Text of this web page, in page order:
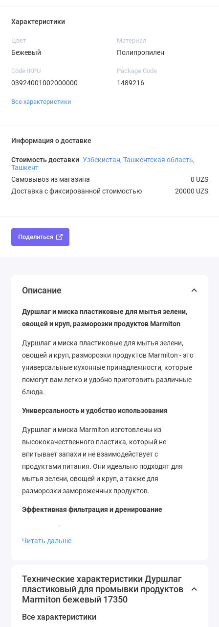
Характеристики
Цвет
Бежевый
Материал
Полипропилен
Code IKPU
03924001002000000
Package Code
1489216
Все характеристики
Информация о доставке
Стоимость доставки Узбекистан, Ташкентская область,
Ташкент
Самовывоз из магазина
0 UZS
Доставка с фиксированной стоимостью
20000 UZS
Поделиться
Описание
Дуршлаг и миска пластиковые для мытья зелени,
овощей и круп, разморозки продуктов Marmiton
Дуршлаг и миска пластиковые для мытья зелени,
овощей и круп, разморозки продуктов Marmiton - это
универсальные кухонные принадлежности, которые
помогут вам легко и удобно приготовить различные
блюда.
Универсальность и удобство использования
Дуршлаг и миска Marmiton изготовлены из
высококачественного пластика, который не
впитывает запахи и не взаимодействует с
продуктами питания. Они идеально подходят для
мытья зелени, овощей и круп, а также для
разморозки замороженных продуктов.
Эффективная фильтрация и дренирование
Дуршлаг обладает мелкими отверстиями, которые
позволяют эффективно фильтровать и промывать
быстро и равномерно вытекать воде, обеспечивая
максимальное дренирование продуктов.
Читать дальше
Технические характеристики Дуршлаг
пластиковый для промывки продуктов
Marmiton бежевый 17350
Все характеристики